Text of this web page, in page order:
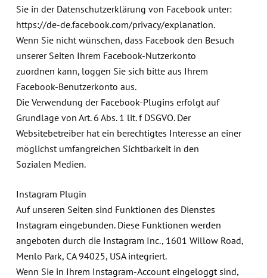
Sie in der Datenschutzerklärung von Facebook unter:
https://de-de.facebook.com/privacy/explanation.
Wenn Sie nicht wünschen, dass Facebook den Besuch
unserer Seiten Ihrem Facebook-Nutzerkonto
zuordnen kann, loggen Sie sich bitte aus Ihrem
Facebook-Benutzerkonto aus.
Die Verwendung der Facebook-Plugins erfolgt auf
Grundlage von Art. 6 Abs. 1 lit. f DSGVO. Der
Websitebetreiber hat ein berechtigtes Interesse an einer
möglichst umfangreichen Sichtbarkeit in den
Sozialen Medien.
Instagram Plugin
Auf unseren Seiten sind Funktionen des Dienstes
Instagram eingebunden. Diese Funktionen werden
angeboten durch die Instagram Inc., 1601 Willow Road,
Menlo Park, CA 94025, USA integriert.
Wenn Sie in Ihrem Instagram-Account eingeloggt sind,